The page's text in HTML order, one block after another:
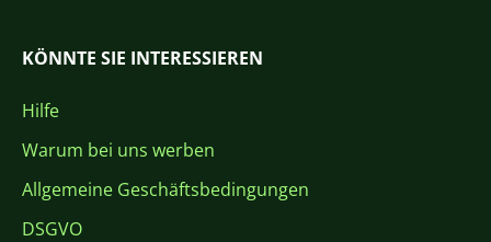
KÖNNTE SIE INTERESSIEREN
Hilfe
Warum bei uns werben
Allgemeine Geschäftsbedingungen
DSGVO